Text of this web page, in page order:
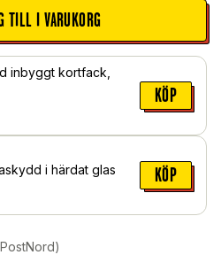
TILL I VARUKORG
inbyggt kortfack,
KÖP
i härdat glas
KÖP